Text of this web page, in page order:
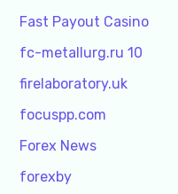
Fast Payout Casino
fc-metallurg.ru 10
firelaboratory.uk
focuspp.com
Forex News
forexby